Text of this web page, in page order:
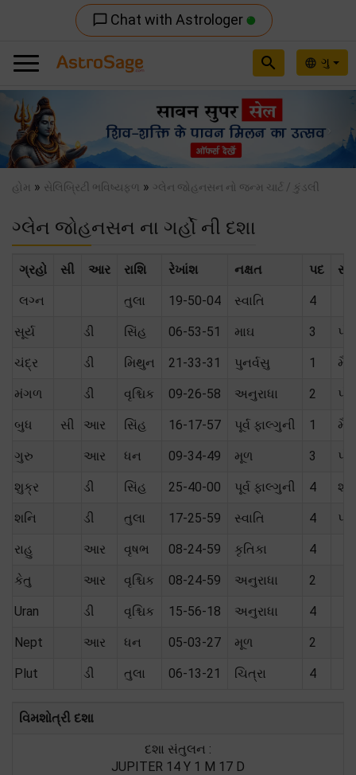
chat_bubble_outline Chat with Astrologer
language ગુ
search
Previous
હોમ » સેલિબ્રિટી ભવિષ્યફળ » ગ્લેન જોહનસન નો જન્મ ચાર્ટ / કુંડલી
ગ્લેન જોહનસન ના ગર્હો ની દશા
ગ્રહો સી આર રાશિ રેખાંશ નક્ષત પદ
લગ્ન તુલા 19-50-04 સ્વાતિ 4
સૂર્ય ડી સિંહ 06-53-51 માઘ 3
ચંદ્ર ડી મિથુન 21-33-31 પુનર્વસુ 1
મંગળ ડી વૃશ્ચિક 09-26-58 અનુરાધા 2
બુધ સી આર સિંહ 16-17-57 પૂર્વ ફાલ્ગુની 1
ગુરુ આર ધન 09-34-49 મૂળ 3
શુક્ર ડી સિંહ 25-40-00 પૂર્વ ફાલ્ગુની 4
શનિ ડી તુલા 17-25-59 સ્વાતિ 4
રાહુ આર વૃષભ 08-24-59 કૃતિકા 4
કેતુ આર વૃશ્ચિક 08-24-59 અનુરાધા 2
Uran ડી વૃશ્ચિક 15-56-18 અનુરાધા 4
Nept આર ધન 05-03-27 મૂળ 2
Plut ડી તુલા 06-13-21 ચિત્રા 4
વિમશોત્રી દશા
દશા સંતુલન :
JUPITER 14 Y 1 M 17 D